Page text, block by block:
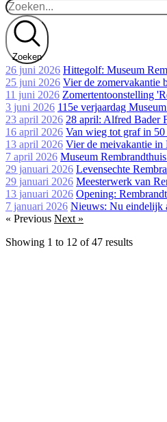
Zoeken
26 juni 2026 Hittegolf: Museum
25 juni 2026 Vier de zomervakantie
11 juni 2026 Zomertentoonstelling
3 juni 2026 115e verjaardag
23 april 2026 28 april: Alfred Bader
16 april 2026 Van wieg tot graf in
13 april 2026 Vier de meivakantie in
7 april 2026 Museum
29 januari 2026 Levensechte
29 januari 2026 Meesterwerk van
13 januari 2026 Opening:
7 januari 2026 Nieuws: Nu eindelijk
« Previous Next »
Showing 1 to 12 of47 results